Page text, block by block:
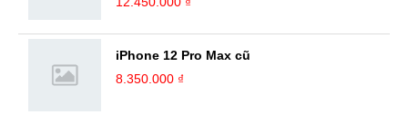
iPhone 12 Pro Max cũ
8.350.000 ₫